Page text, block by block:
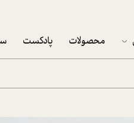
محصولات پادکست